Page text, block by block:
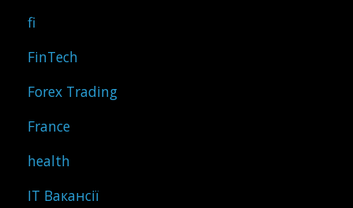
fi
FinTech
Forex Trading
France
health
IT Вакансії